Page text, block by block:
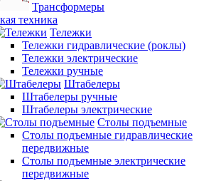
Трансформеры
техника
Тележки
Тележки гидравлические (роклы)
Тележки электрические
Тележки ручные
Штабелеры
Штабелеры ручные
Штабелеры электрические
Столы подъемные
Столы подъемные гидравлические
передвижные
Столы подъемные электрические
передвижные